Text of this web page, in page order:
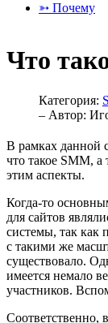
➳ Почему
Что
Категория:
– Автор:
В рамках данной
что такое SMM, а
этим аспекты.
Когда-то
для сайтов
системы, так как
с такими же
существовало.
имеется немало
участников.
Соответственно,